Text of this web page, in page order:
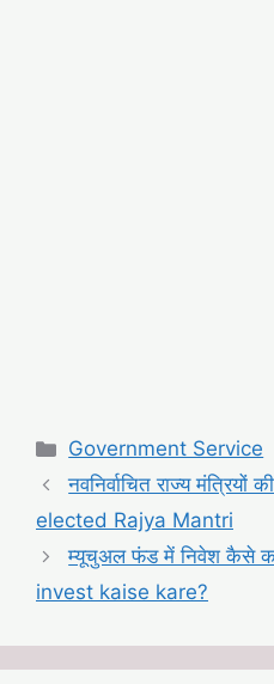
Categories
Government Service
नवनिर्वाचित राज्य
elected Rajya Mantri
म्यूचुअल फंड में निवेश कैसे
invest kaise kare?